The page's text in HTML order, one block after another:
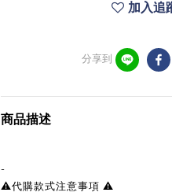
加入追
分享到
商品描述
-
⚠️代購款式注意事項 ⚠️